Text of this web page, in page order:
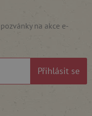
na akce e-
Přihlásit se